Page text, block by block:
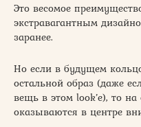
Это весомое
экстравагантным
заранее.
Но если в будущем
остальной образ (даже
вещь в этом look’е), то
оказываются в центре